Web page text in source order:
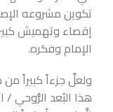
تكوين مشروعه
إقصاء وتهميش
الإمام وفكره.
ولعلِّ جزءاً كبيراً
هذا البُعد الرُّوحي /